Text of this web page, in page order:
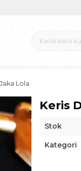
Lola
Keris
Stok
Kategori